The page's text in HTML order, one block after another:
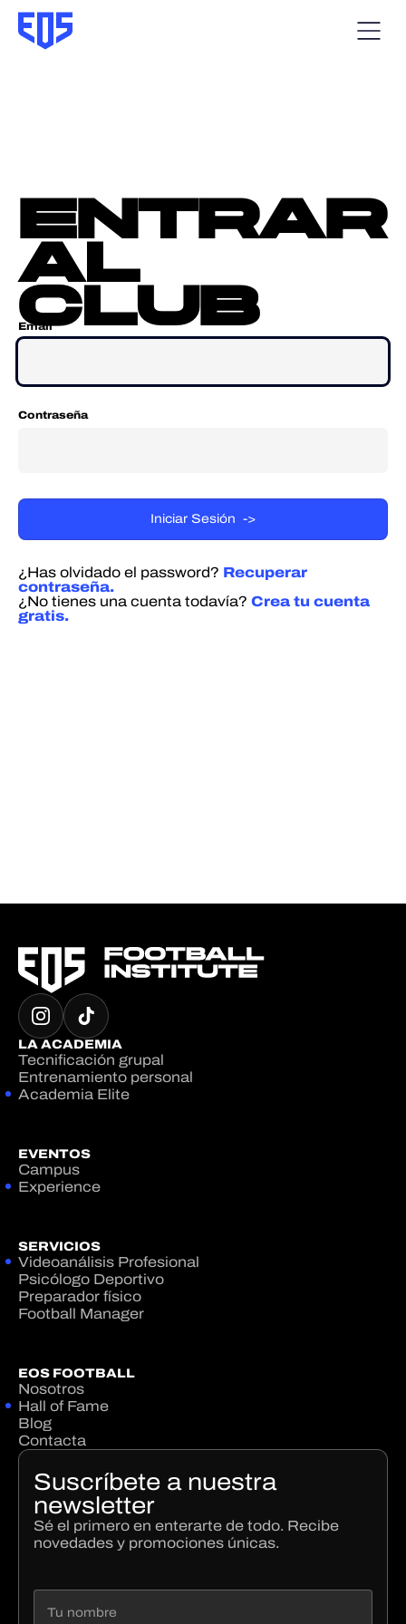
entrar
al
club
Email
Contraseña
¿Has olvidado el password? Recuperar
contraseña.
¿No tienes una cuenta todavía? Crea tu cuenta
gratis.
LA ACADEMIA
Tecnificación grupal
Entrenamiento personal
Academia Elite
EVENTOS
Campus
Experience
SERVICIOS
Videoanálisis Profesional
Psicólogo Deportivo
Preparador físico
Football Manager
EOS FOOTBALL
Nosotros
Hall of Fame
Blog
Contacta
Suscríbete a nuestra
newsletter
Sé el primero en enterarte de todo. Recibe
novedades y promociones únicas.